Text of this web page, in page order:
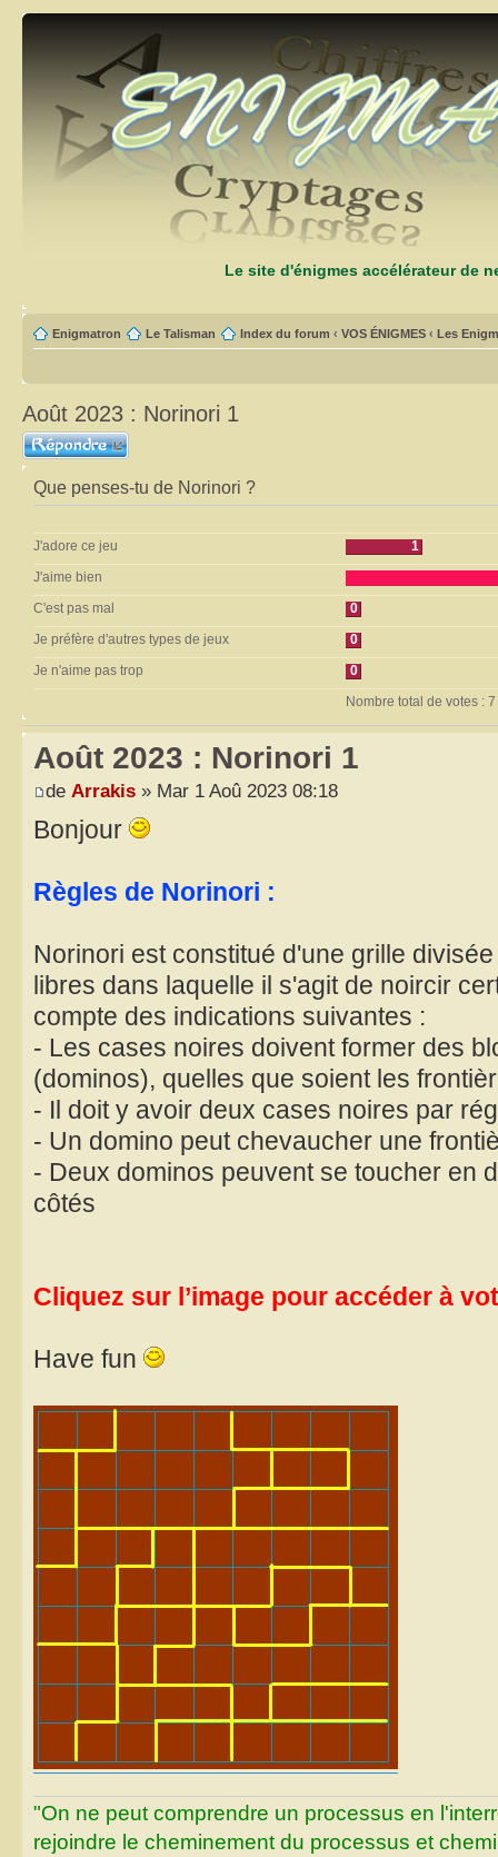
Le site d'énigmes accélérateur de
Enigmatron Le Talisman Index du forum ‹ VOS ÉNIGMES ‹ Les
Août 2023 : Norinori 1
Répondre
Que penses-tu de Norinori ?
J'adore ce jeu
1
J'aime bien
C'est pas mal
0
Je préfère d'autres types de jeux
0
Je n'aime pas trop
0
Nombre total de votes : 7
Août 2023 : Norinori 1
de Arrakis » Mar 1 Aoû 2023 08:18
Bonjour
Règles de Norinori :
Norinori est constitué d'une grille
libres dans laquelle il s'agit de noircir
compte des indications suivantes :
- Les cases noires doivent former des
(dominos), quelles que soient les
- Il doit y avoir deux cases noires par
- Un domino peut chevaucher une
- Deux dominos peuvent se toucher en
côtés
Cliquez sur l’image pour accéder à
Have fun
"On ne peut comprendre un processus en
rejoindre le cheminement du processus et